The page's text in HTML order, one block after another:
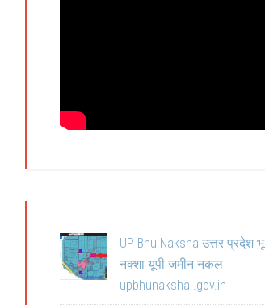
UP Bhu Naksha उत्तर प्रदेश भू
नक्शा यूपी जमीन नकल
upbhunaksha .gov.in